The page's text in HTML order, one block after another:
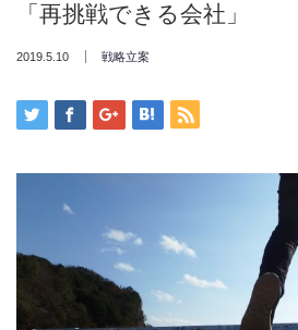
「再挑戦できる会社」
2019.5.10 戦略立案